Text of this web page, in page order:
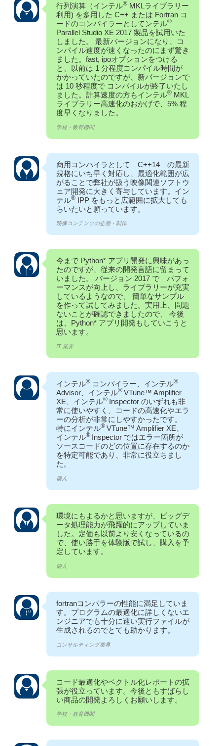
行列演算（インテル® MKLライブラリー
利用) を多用した C++ または Fortran コ
ードのコンパイラーとしてンテル®
Parallel Studio XE 2017 製品を試用いた
しました。 最新バージョンになり、コ
ンパイル速度が速くなったのにまず驚き
ました。fast, ipoオプションをつける
と、以前は 1 分程度コンパイル時間が
かかっていたのですが、新バージョンで
は 10 秒程度で コンパイルが終了いたし
ました。計算速度の方もインテル® MKL
ライブラリー高速化のおかげで、5% 程
度早くなりました。
学校・教育機関
商用コンパイラとして C++14 の最新
規格にいち早く対応し、最適化範囲が広
がることで弊社が扱う映像関連ソフトウ
ェア開発に大きく寄与しています。イン
テル® IPP をもっと広範囲に拡大しても
らいたいと願っています。
映像コンテンツの企画・制作
今まで Python* アプリ開発に興味があっ
たのですが、従来の開発言語に留まって
いました。 バージョン 2017 で パフォ
ーマンスが向上し、ライブラリーが充実
しているようなので、 簡単なサンプル
を作って試してみました。実用上、問題
ないことが確認できましたので、 今後
は、Python* アプリ開発もしていこうと
思います。
IT 業界
インテル® コンパイラー、インテル®
Advisor、インテル® VTune™ Amplifier
XE、インテル® Inspector のいずれも非
常に使いやすく、コードの高速化やエラ
ーの分析が非常にしやすかったです。
特にインテル® VTune™ Amplifier XE、
インテル® Inspector ではエラー箇所が
ソースコードのどの位置に存在するのか
を特定可能であり、非常に役立ちまし
た。
個人
環境にもよるかと思いますが、ビッグデ
ータ処理能力が飛躍的にアップしていま
した。定価も以前より安くなっているの
で、使い勝手を体験版で試し、購入を予
定しています。
個人
fortranコンパラーの性能に満足していま
す。プログラムの最適化に詳しくないエ
ンジニアでも十分に速い実行ファイルが
生成されるのでとても助かります。
コンサルティング業界
コード最適化やベクトル化レポートの拡
張が役立っています。今後ともすばらし
い商品の開発よろしくお願いします。
学校・教育機関